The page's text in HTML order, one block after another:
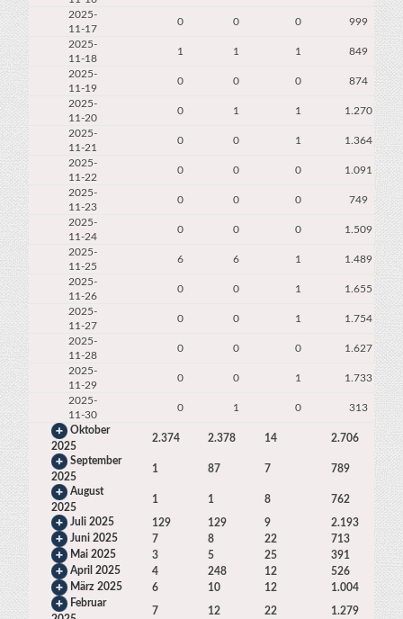
2025-
11-17
0 0 0 999
2025-
11-18
1 1 1 849
2025-
11-19
0 0 0 874
2025-
11-20
0 1 1 1.270
2025-
11-21
0 0 1 1.364
2025-
11-22
0 0 0 1.091
2025-
11-23
0 0 0 749
2025-
11-24
0 0 0 1.509
2025-
11-25
6 6 1 1.489
2025-
11-26
0 0 1 1.655
2025-
11-27
0 0 1 1.754
2025-
11-28
0 0 0 1.627
2025-
11-29
0 0 1 1.733
2025-
11-30
0 1 0 313
Oktober
2025
2.374 2.378 14 2.706
September
2025
1 87 7 789
August
2025
1 1 8 762
Juli 2025 129 129 9 2.193
Juni 2025
7 8 22 713
Mai 2025
3 5 25 391
April 2025
4 248 12 526
März 2025
6 10 12 1.004
Februar
7 12 22 1.279